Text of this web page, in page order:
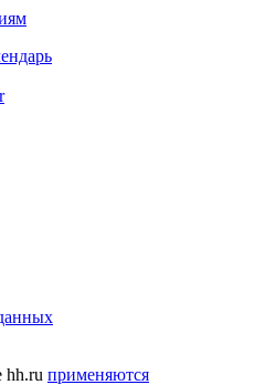
hh.ru применяются